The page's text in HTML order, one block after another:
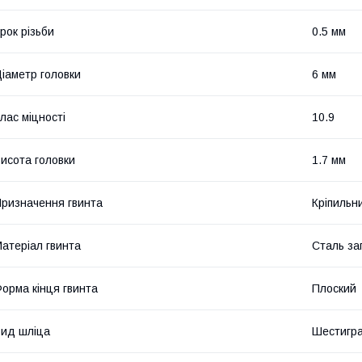
різьби 0.5 мм
головки 6 мм
міцності 10.9
головки 1.7 мм
гвинта
гвинта Сталь
кінця гвинта Плоский
шліца